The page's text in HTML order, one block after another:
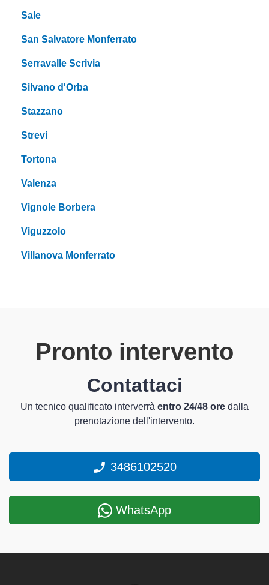
Sale
San Salvatore Monferrato
Serravalle Scrivia
Silvano d'Orba
Stazzano
Strevi
Tortona
Valenza
Vignole Borbera
Viguzzolo
Villanova Monferrato
Pronto intervento
Contattaci
Un tecnico qualificato interverrà entro 24/48 ore dalla
prenotazione dell'intervento.
3486102520
WhatsApp